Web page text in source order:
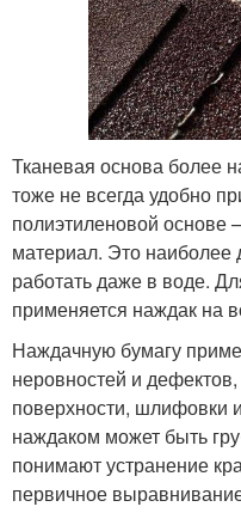
Тканевая основа более
тоже не всегда удобно
полиэтиленовой
материал. Это наиболее
работать даже в воде.
применяется наждак на
Наждачную бумагу
неровностей и
поверхности, шлифовки
наждаком может быть
понимают устранение
первичное